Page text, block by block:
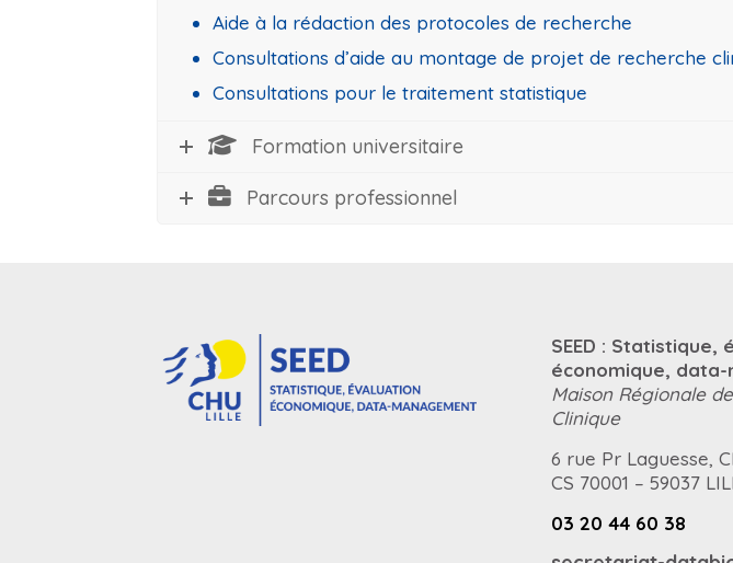
Aide à la rédaction des protocoles de recherche
Consultations d’aide au montage de projet de recherche
Consultations pour le traitement statistique
Formation universitaire
Parcours professionnel
SEED : Statistique,
économique,
Maison Régionale
Clinique
6 rue Pr Laguesse,
CS 70001 – 59037
03 20 44 60 38